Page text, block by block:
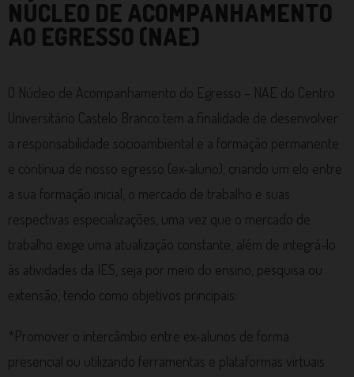
NÚCLEO DE ACOMPANHAMENTO
AO EGRESSO (NAE)
O Núcleo de Acompanhamento do Egresso – NAE do Centro
Universitário Castelo Branco tem a finalidade de desenvolver
a responsabilidade socioambiental e a formação permanente
e contínua de nosso egresso (ex-aluno), criando um elo entre
a sua formação inicial, o mercado de trabalho e suas
respectivas especializações, uma vez que o mercado de
trabalho exige uma atualização constante, além de integrá-lo
às atividades da IES, seja por meio do ensino, pesquisa ou
extensão, tendo como objetivos principais:
*Promover o intercâmbio entre ex-alunos de forma
presencial ou utilizando ferramentas e plataformas virtuais